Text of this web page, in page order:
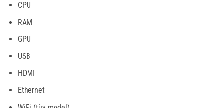
CPU
RAM
GPU
USB
HDMI
Ethernet